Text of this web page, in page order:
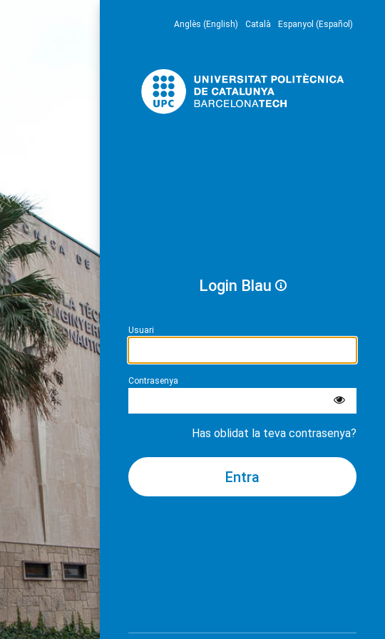
Anglès (English) Català Espanyol (Español)
Login Blau
Usuari
Contrasenya
Has oblidat la teva contrasenya?